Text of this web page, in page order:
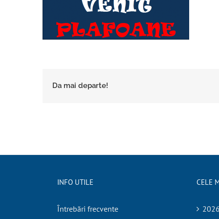
Da mai departe!
INFO UTILE
Întrebări frecvente
CELE